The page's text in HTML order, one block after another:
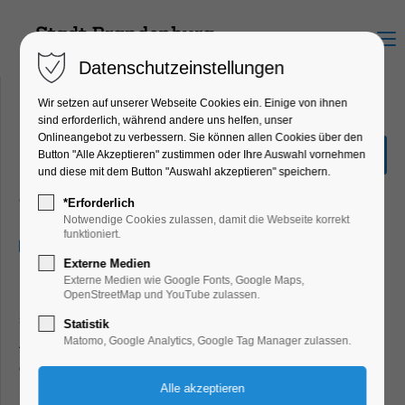
Menu
Waldbaden zum
Ankommen
Gesundheit, Mitmach-Aktion, Umwelt
Du sehnst dich nach Entspannung und mehr Kontakt zu dir
selbst? Dann nimm dir eine Auszeit in der Natur, fern vom
Alltag, raus aus dem Gedankenkarussell und Zeit nur für
dich. Es braucht so wenig, um es dir gut gehen zu lassen.
Datenschutzeinstellungen
Wir setzen auf unserer Webseite Cookies ein. Einige von ihnen
sind erforderlich, während andere uns helfen, unser
Onlineangebot zu verbessern. Sie können allen Cookies über den
Button "Alle Akzeptieren" zustimmen oder Ihre Auswahl vornehmen
und diese mit dem Button "Auswahl akzeptieren" speichern.
*Erforderlich
Notwendige Cookies zulassen, damit die Webseite korrekt
funktioniert.
Externe Medien
Externe Medien wie Google Fonts, Google Maps,
OpenStreetMap und YouTube zulassen.
Statistik
Matomo, Google Analytics, Google Tag Manager zulassen.